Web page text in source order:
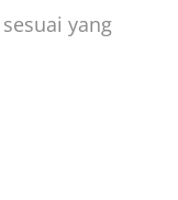
yang